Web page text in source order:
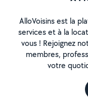
AlloVoisins est la
services et à la
vous ! Rejoignez
membres,
votre